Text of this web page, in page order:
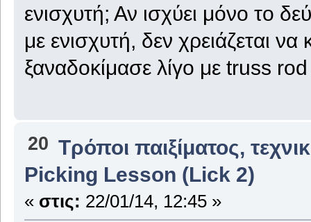
ενισχυτή; Αν ισχύει μόνο το
με ενισχυτή, δεν χρειάζεται
ξαναδοκίμασε λίγο με truss
20 Τρόποι παιξίματος,
Picking Lesson (Lick 2)
« στις: 22/01/14, 12:45 »